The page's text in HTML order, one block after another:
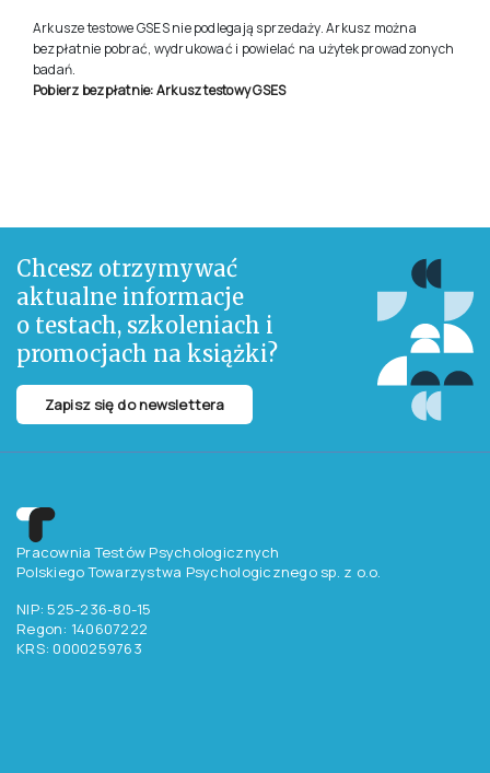
Arkusze testowe GSES nie podlegają sprzedaży. Arkusz można
bezpłatnie pobrać, wydrukować i powielać na użytek prowadzonych
badań.
Pobierz bezpłatnie: Arkusz testowy GSES
Chcesz otrzymywać
aktualne informacje
o testach, szkoleniach i
promocjach na książki?
Zapisz się do newslettera
Pracownia Testów Psychologicznych
Polskiego Towarzystwa Psychologicznego sp. z o.o.
NIP: 525-236-80-15
Regon: 140607222
KRS: 0000259763